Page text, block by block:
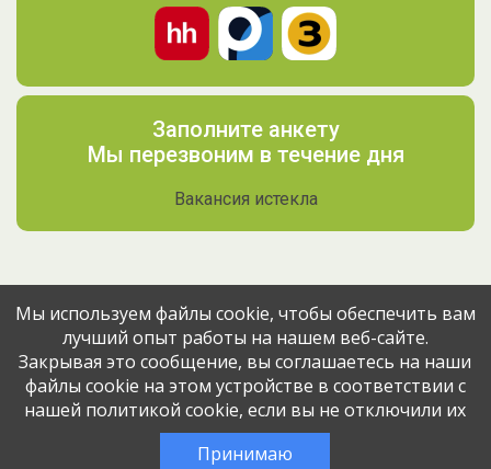
Заполните анкету
Мы перезвоним в течение дня
Вакансия истекла
Поделитесь вакансией с друзьями
Эта вакансия размещена10 месяцев назад через сервис
Мы используем файлы cookie, чтобы обеспечить вам
лучший опыт работы на нашем веб-сайте.
Закрывая это сообщение, вы соглашаетесь на наши
файлы cookie на этом устройстве в соответствии с
нашей политикой cookie, если вы не отключили их
Принимаю